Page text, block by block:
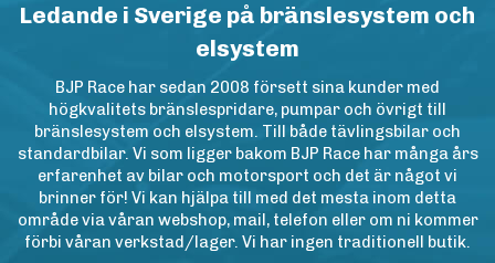
Ledande i Sverige på bränslesystem och
elsystem
BJP Race har sedan 2008 försett sina kunder med
högkvalitets bränslespridare, pumpar och övrigt till
bränslesystem och elsystem. Till både tävlingsbilar och
standardbilar. Vi som ligger bakom BJP Race har många års
erfarenhet av bilar och motorsport och det är något vi
brinner för! Vi kan hjälpa till med det mesta inom detta
område via våran webshop, mail, telefon eller om ni kommer
förbi våran verkstad/lager. Vi har ingen traditionell butik.